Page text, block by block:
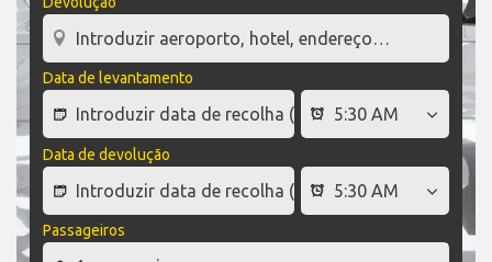
Data de levantamento
Data de devolução
Passageiros